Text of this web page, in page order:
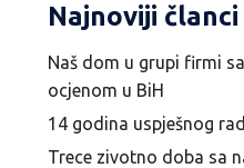
Najnoviji članci
Naš dom u grupi firmi
ocjenom u BiH
14 godina uspješnog
Trece zivotno doba sa